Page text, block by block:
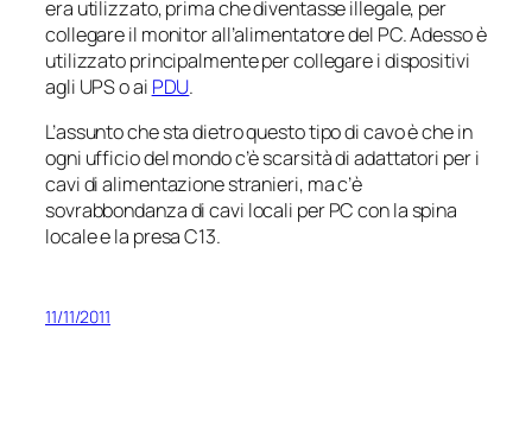
era utilizzato, prima che diventasse illegale, per
collegare il monitor all’alimentatore del PC. Adesso è
utilizzato principalmente per collegare i dispositivi
agli UPS o ai PDU.
L’assunto che sta dietro questo tipo di cavo è che in
ogni ufficio del mondo c’è scarsità di adattatori per i
cavi di alimentazione stranieri, ma c’è
sovrabbondanza di cavi locali per PC con la spina
locale e la presa C13.
11/11/2011